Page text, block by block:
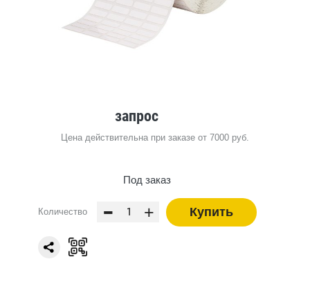
запрос
Цена действительна при заказе от 7000 руб.
Под заказ
Количество - + Купить